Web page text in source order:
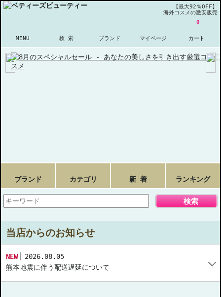
【最大92％OFF】
海外コスメの激安販売
MENU 検 索 ブランド マイページ
0
カート
ブランド カテゴリ 新 着 ランキング
検索
当店からのお知らせ
NEW
2026.08.05
熊本地震に伴う配送遅延について